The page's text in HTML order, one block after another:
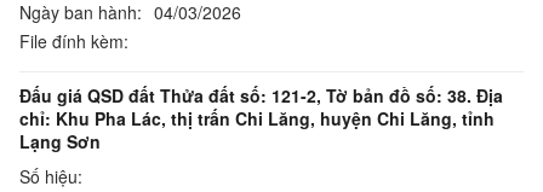
Ngày ban hành: 04/03/2026
File đính kèm:
Đấu giá QSD đất Thửa đất số: 121-2, Tờ bản đồ số: 38. Địa
chỉ: Khu Pha Lác, thị trấn Chi Lăng, huyện Chi Lăng, tỉnh
Lạng Sơn
Số hiệu: